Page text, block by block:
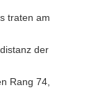
traten am
der
Rang 74,